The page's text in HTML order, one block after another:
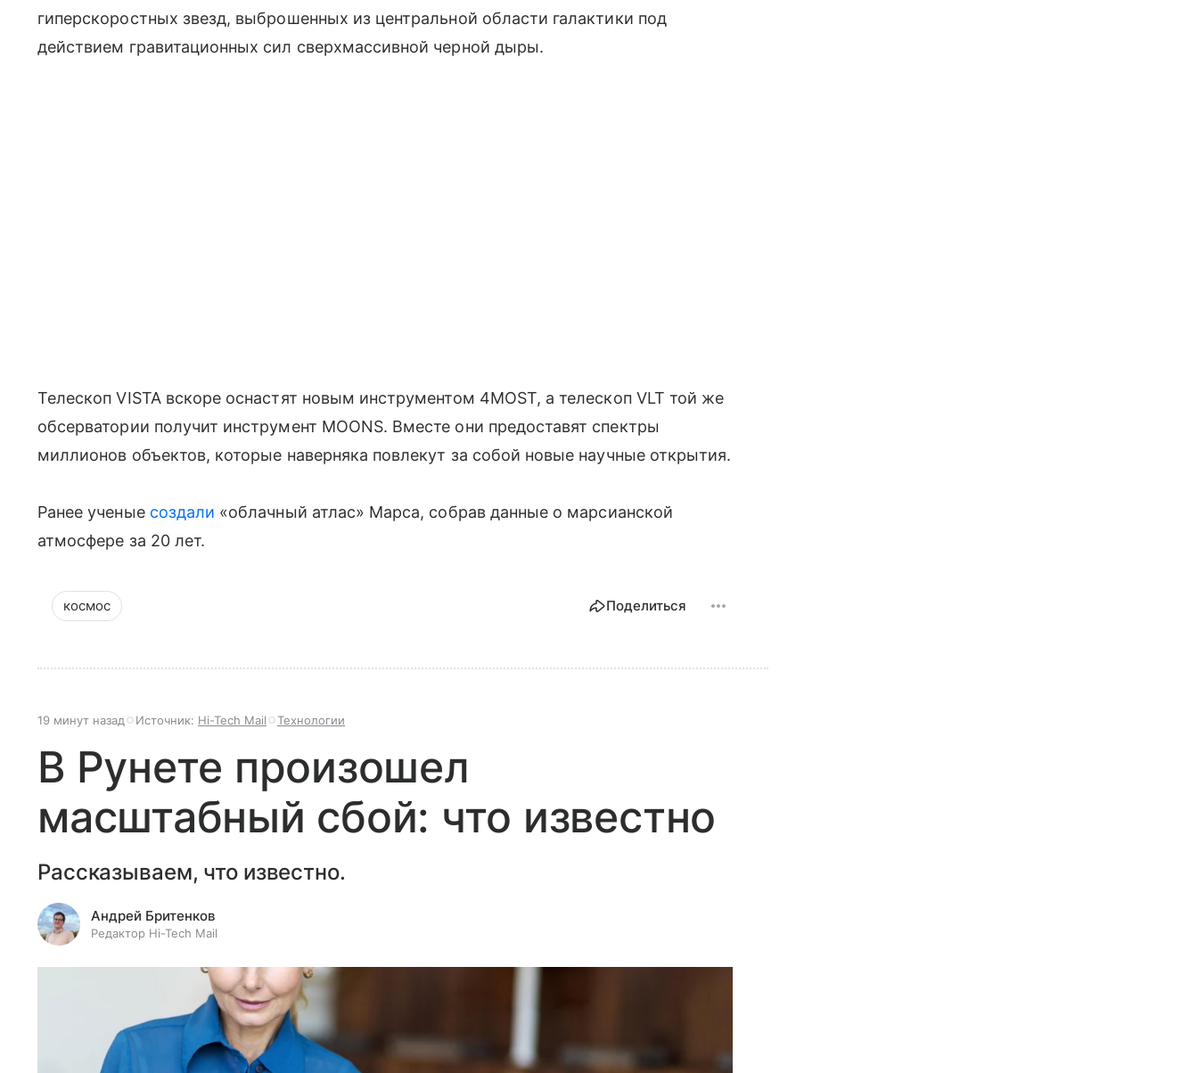
гиперскоростных звезд, выброшенных из центральной области галактики под
действием гравитационных сил сверхмассивной черной дыры.
Телескоп VISTA вскоре оснастят ​​новым инструментом 4MOST, а телескоп VLT той же
обсерватории получит инструмент MOONS. Вместе они предоставят спектры
миллионов объектов, которые наверняка повлекут за собой новые научные открытия.
Ранее ученые создали «облачный атлас» Марса, собрав данные о марсианской
атмосфере за 20 лет.
космос Поделиться
19 минут назад Источник: Hi-Tech Mail Технологии
В Рунете произошел
масштабный сбой: что известно
Рассказываем, что известно.
Андрей Бритенков
Редактор Hi-Tech Mail